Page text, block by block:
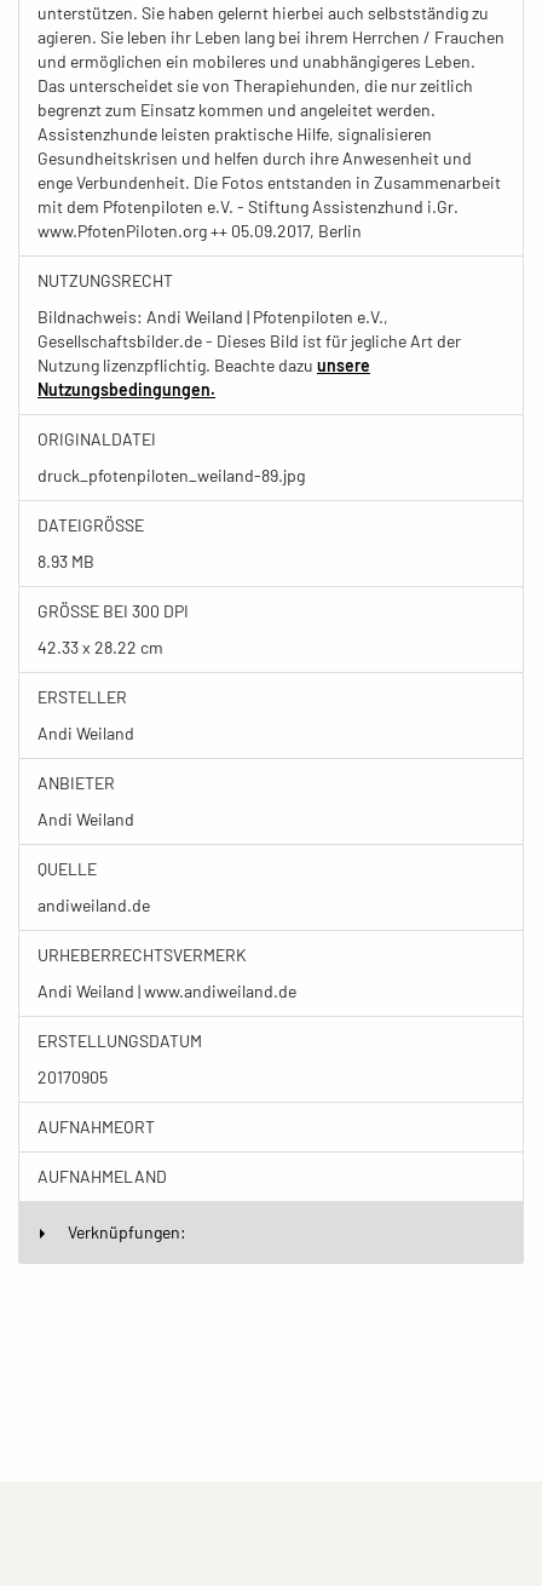
unterstützen. Sie haben gelernt hierbei auch selbstständig zu
agieren. Sie leben ihr Leben lang bei ihrem Herrchen / Frauchen
und ermöglichen ein mobileres und unabhängigeres Leben.
Das unterscheidet sie von Therapiehunden, die nur zeitlich
begrenzt zum Einsatz kommen und angeleitet werden.
Assistenzhunde leisten praktische Hilfe, signalisieren
Gesundheitskrisen und helfen durch ihre Anwesenheit und
enge Verbundenheit. Die Fotos entstanden in Zusammenarbeit
mit dem Pfotenpiloten e.V. - Stiftung Assistenzhund i.Gr.
www.PfotenPiloten.org ++ 05.09.2017, Berlin
NUTZUNGSRECHT
Bildnachweis: Andi Weiland | Pfotenpiloten e.V.,
Gesellschaftsbilder.de - Dieses Bild ist für jegliche Art der
Nutzung lizenzpflichtig. Beachte dazu unsere
Nutzungsbedingungen.
ORIGINALDATEI
druck_pfotenpiloten_weiland-89.jpg
DATEIGRÖSSE
8.93 MB
GRÖSSE BEI 300 DPI
42.33 x 28.22 cm
ERSTELLER
Andi Weiland
ANBIETER
Andi Weiland
QUELLE
andiweiland.de
URHEBERRECHTSVERMERK
Andi Weiland | www.andiweiland.de
ERSTELLUNGSDATUM
20170905
AUFNAHMEORT
AUFNAHMELAND
Verknüpfungen: